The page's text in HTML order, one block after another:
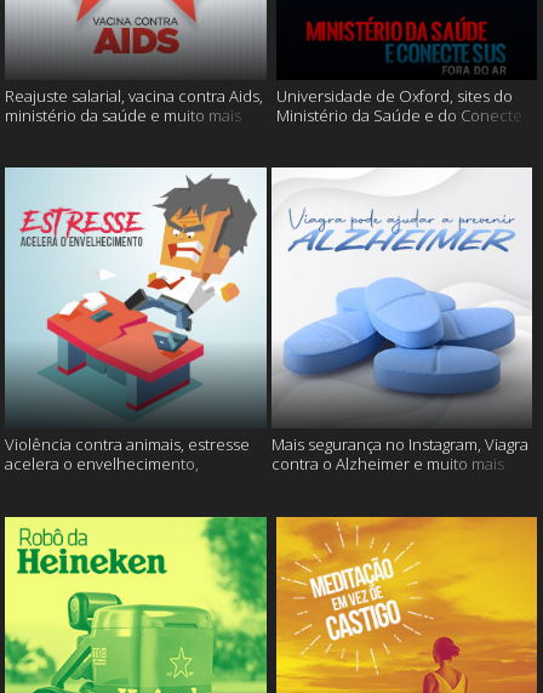
Reajuste salarial, vacina contra Aids,
ministério da saúde e muito mais
Universidade de Oxford, sites do
Ministério da Saúde e do Conecte
Violência contra animais, estresse
acelera o envelhecimento,
Mais segurança no Instagram, Viagra
contra o Alzheimer e muito mais